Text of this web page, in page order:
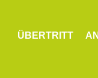
ÜBERTRITT